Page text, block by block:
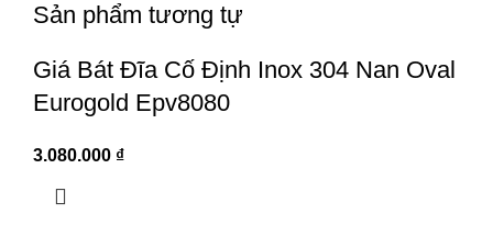
Sản phẩm tương tự
Giá Bát Đĩa Cố Định Inox 304 Nan Oval
Eurogold Epv8080
3.080.000 ₫